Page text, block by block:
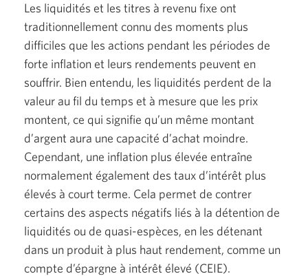
Les liquidités et les titres à revenu fixe ont
traditionnellement connu des moments plus
difficiles que les actions pendant les périodes de
forte inflation et leurs rendements peuvent en
souffrir. Bien entendu, les liquidités perdent de la
valeur au fil du temps et à mesure que les prix
montent, ce qui signifie qu’un même montant
d’argent aura une capacité d’achat moindre.
Cependant, une inflation plus élevée entraîne
normalement également des taux d’intérêt plus
élevés à court terme. Cela permet de contrer
certains des aspects négatifs liés à la détention de
liquidités ou de quasi-espèces, en les détenant
dans un produit à plus haut rendement, comme un
compte d’épargne à intérêt élevé (CEIE).